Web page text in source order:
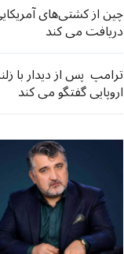
چین از کشتی‌های
دریافت می کند
ترامپ پس از دیدار با
اروپایی گفتگو می کند